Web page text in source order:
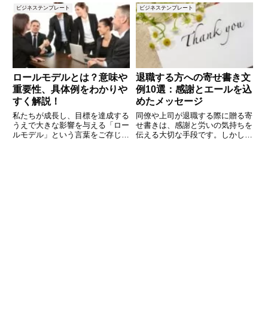
容を関係者に伝えられていなかっ
た、スケジュール変更の連絡が漏
れていたなど、原因はさまざまで
す。しかし、伝達漏れは相手の業
印象を与え、スムーズな運営につ
なげることができます。本記事で
は、慰労会の案内文の基本構成や
書き方のポイントを解説し、社内
ビジネステンプレート
ロールモデルとは？意味や
重要性、具体例をわかりや
すく解説！
私たちが成長し、目標を達成する
うえで大きな影響を与える「ロー
ルモデル」という言葉をご存じで
ビジネステンプレート
退職する方への寄せ書き文
例10選：感謝とエールを込
めたメッセージ
同僚や上司が退職する際に贈る寄
せ書きは、感謝と労いの気持ちを
伝える大切な手段です。しかし、